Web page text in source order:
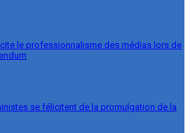
le professionnalisme des médias lors de
se félicitent de la promulgation de la